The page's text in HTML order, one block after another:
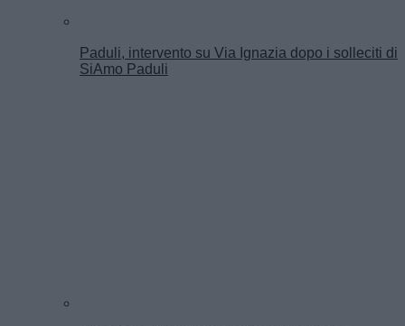
Paduli, intervento su Via Ignazia dopo i solleciti di
SiAmo Paduli